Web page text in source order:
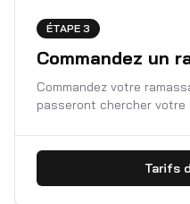
ÉTAPE 3
Commandez un
Commandez votre
passeront chercher votre
Tarifs